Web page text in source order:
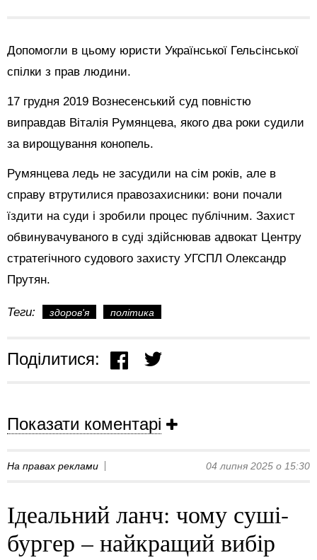
Допомогли в цьому юристи Української Гельсінської
спілки з прав людини.
17 грудня 2019 Вознесенський суд повністю
виправдав Віталія Румянцева, якого два роки судили
за вирощування конопель.
Румянцева ледь не засудили на сім років, але в
справу втрутилися правозахисники: вони почали
їздити на суди і зробили процес публічним. Захист
обвинувачуваного в суді здійснював адвокат Центру
стратегічного судового захисту УГСПЛ Олександр
Прутян.
Теги: здоров'я політика
Поділитися:
Показати коментарі
На правах реклами 04 липня 2025 о 15:30
Ідеальний ланч: чому суші-
бургер – найкращий вибір